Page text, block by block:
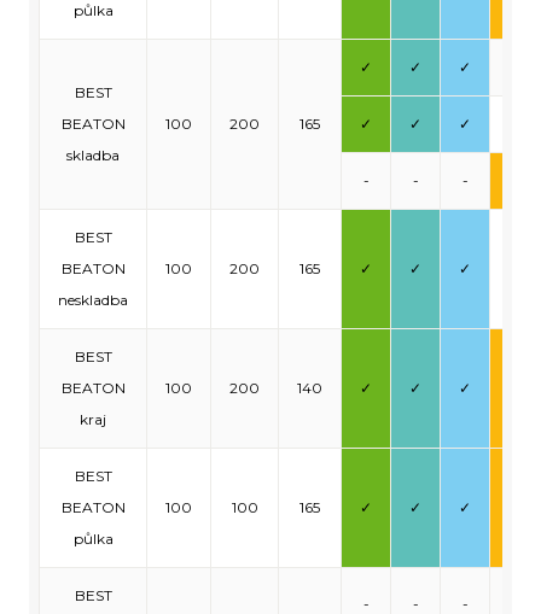
půlka
BEST
BEATON
skladba
100 200 165
✓ ✓ ✓
✓ ✓ ✓
- - -
BEST
BEATON
neskladba
100 200 165 ✓ ✓ ✓
BEST
BEATON
kraj
100 200 140 ✓ ✓ ✓
BEST
BEATON
půlka
100 100 165 ✓ ✓ ✓
BEST
- - -